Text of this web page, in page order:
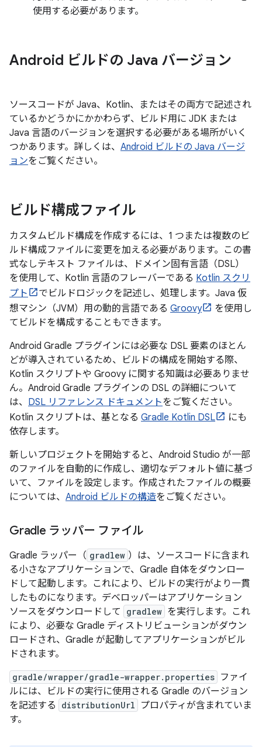
使用する必要があります。
Android ビルドの Java バージョン
ソースコードが Java、Kotlin、またはその両方で記述され
ているかどうかにかかわらず、ビルド用に JDK または
Java 言語のバージョンを選択する必要がある場所がいく
つかあります。詳しくは、 Android ビルドの Java バージ
ョンをご覧ください。
ビルド構成ファイル
カスタムビルド構成を作成するには、1 つまたは複数のビ
ルド構成ファイルに変更を加える必要があります。この書
式なしテキスト ファイルは、ドメイン固有言語（DSL）
を使用して、Kotlin 言語のフレーバーである Kotlin スクリ
プト
でビルドロジックを記述し、処理します。Java 仮
想マシン（JVM）用の動的言語である Groovy
を使用し
てビルドを構成することもできます。
Android Gradle プラグインには必要な DSL 要素のほとん
どが導入されているため、ビルドの構成を開始する際、
Kotlin スクリプトや Groovy に関する知識は必要ありませ
ん。Android Gradle プラグインの DSL の詳細について
は、 DSL リファレンス ドキュメントをご覧ください。
Kotlin スクリプトは、基となる Gradle Kotlin DSL
にも
依存します。
新しいプロジェクトを開始すると、Android Studio が一部
のファイルを自動的に作成し、適切なデフォルト値に基づ
いて、ファイルを設定します。作成されたファイルの概要
については、 Android ビルドの構造をご覧ください。
Gradle ラッパー ファイル
Gradle ラッパー（ gradlew ）は、ソースコードに含まれ
る小さなアプリケーションで、Gradle 自体をダウンロー
ドして起動します。これにより、ビルドの実行がより一貫
したものになります。デベロッパーはアプリケーション
ソースをダウンロードして
gradlew を実行します。これ
により、必要な Gradle ディストリビューションがダウン
ロードされ、Gradle が起動してアプリケーションがビル
ドされます。
gradle/wrapper/gradle-wrapper.properties ファイ
ルには、ビルドの実行に使用される Gradle のバージョン
を記述する
distributionUrl
プロパティが含まれていま
す。